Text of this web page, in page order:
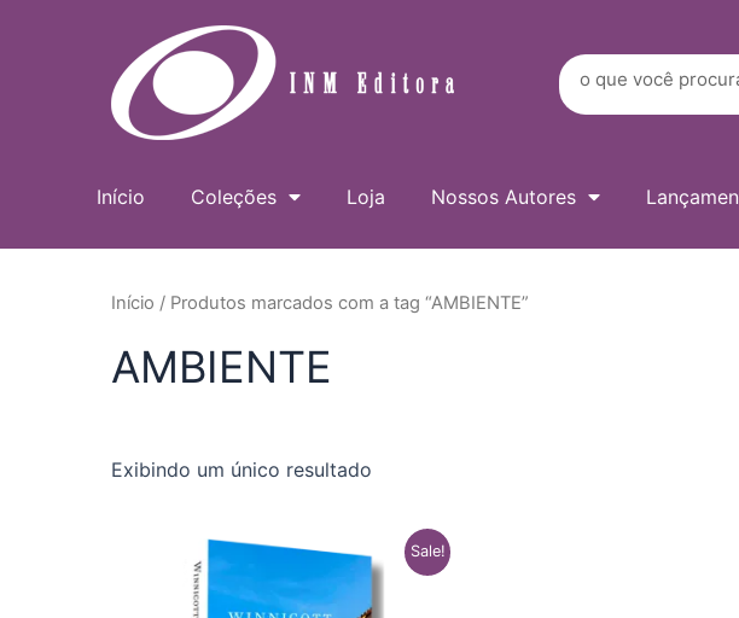
Search
Início Coleções Loja Nossos Autores
Início / Produtos marcados com a tag “AMBIENTE”
AMBIENTE
Exibindo um único resultado
Sale!
O
era:
preço
é: